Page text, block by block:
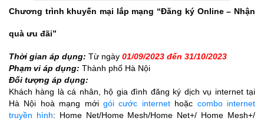
Chương trình khuyến mại lắp mạng “Đăng ký Online – Nhận
quà ưu đãi”
Thời gian áp dụng: Từ ngày 01/09/2023 đến 31/10/2023
Phạm vi áp dụng: Thành phố Hà Nội
Đối tượng áp dụng:
Khách hàng là cá nhân, hộ gia đình đăng ký dịch vụ internet tại
Hà Nội hoà mạng mới gói cước internethoặc combo internet
truyền hình: Home Net/Home Mesh/Home Net+/ Home Mesh+/